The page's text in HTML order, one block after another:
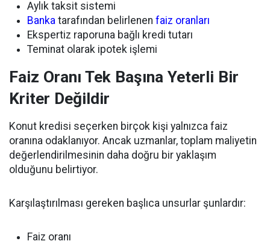
Aylık taksit sistemi
Banka tarafından belirlenen faiz oranları
Ekspertiz raporuna bağlı kredi tutarı
Teminat olarak ipotek işlemi
Faiz Oranı Tek Başına Yeterli Bir
Kriter Değildir
Konut kredisi seçerken birçok kişi yalnızca faiz
oranına odaklanıyor. Ancak uzmanlar, toplam maliyetin
değerlendirilmesinin daha doğru bir yaklaşım
olduğunu belirtiyor.
Karşılaştırılması gereken başlıca unsurlar şunlardır:
Faiz oranı